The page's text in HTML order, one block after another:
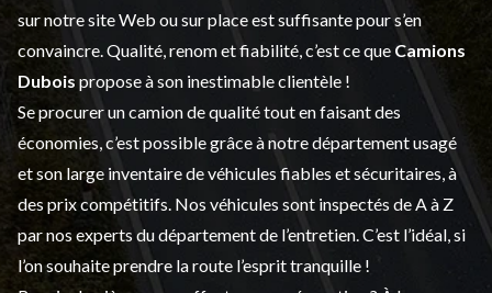
sur notre site Web ou sur place est suffisante pour s’en
convaincre. Qualité, renom et fiabilité, c’est ce que Camions
Dubois propose à son inestimable clientèle !
Se procurer un camion de qualité tout en faisant des
économies, c’est possible grâce à notredépartement usagé
et son large inventaire de véhicules fiables et sécuritaires, à
des prix compétitifs. Nos véhicules sont inspectés de A à Z
par nos experts du département de l’entretien . C’est l’idéal, si
l’on souhaite prendre la route l’esprit tranquille !